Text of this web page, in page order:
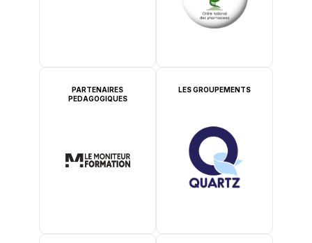
PARTENAIRES
PEDAGOGIQUES
LES GROUPEMENTS